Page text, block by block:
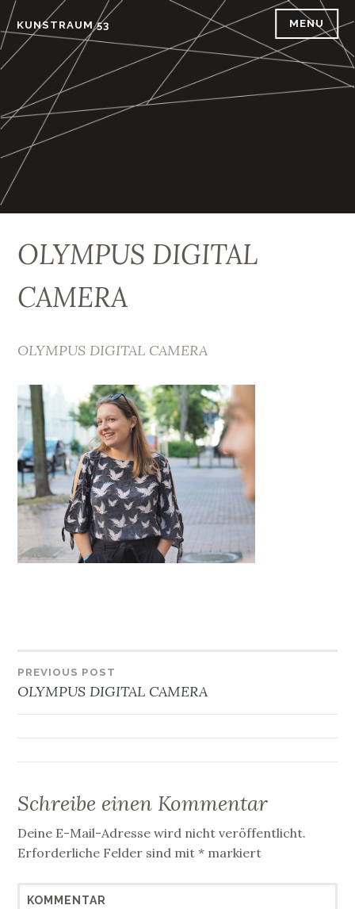
Skip
to
content
KUNSTRAUM 53 MENU
OLYMPUS DIGITAL
CAMERA
OLYMPUS DIGITAL CAMERA
Beitragsnavigation
PREVIOUS POST
OLYMPUS DIGITAL CAMERA
Schreibe einen Kommentar
Deine E-Mail-Adresse wird nicht veröffentlicht.
Erforderliche Felder sind mit* markiert
KOMMENTAR